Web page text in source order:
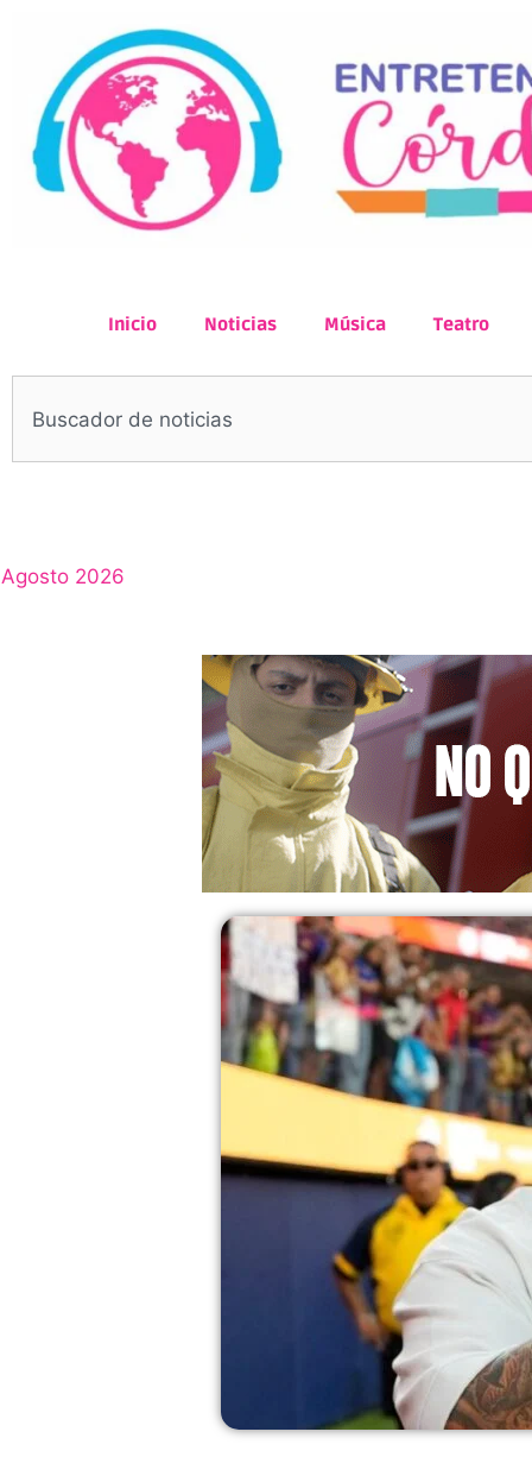
Inicio Noticias Música Teatro
Agosto 2026